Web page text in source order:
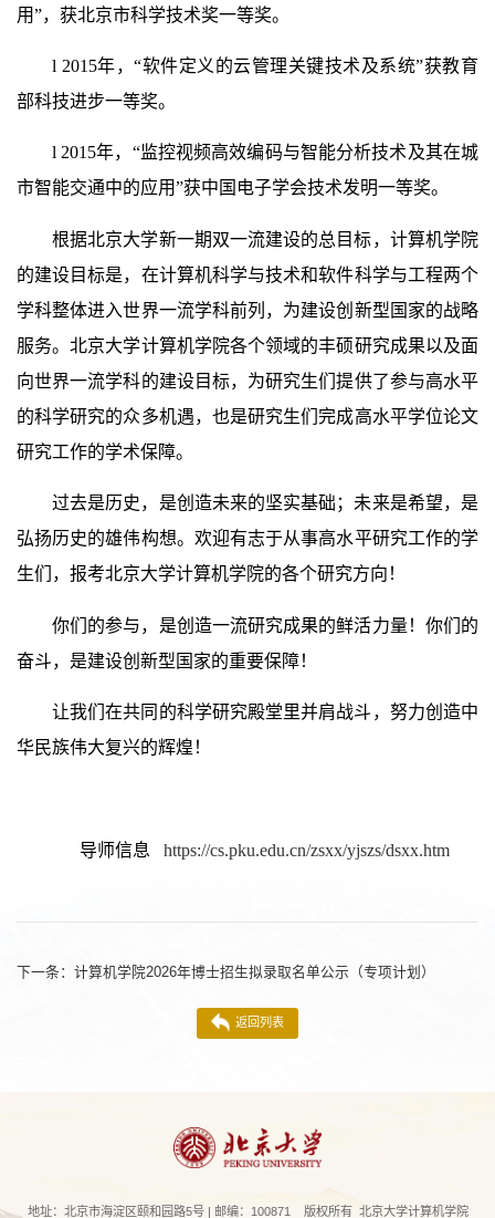
用”，获北京市科学技术奖一等奖。
l 2015年，“软件定义的云管理关键技术及系统”获教育
部科技进步一等奖。
l 2015年，“监控视频高效编码与智能分析技术及其在城
市智能交通中的应用”获中国电子学会技术发明一等奖。
根据北京大学新一期双一流建设的总目标，计算机学院
的建设目标是，在计算机科学与技术和软件科学与工程两个
学科整体进入世界一流学科前列，为建设创新型国家的战略
服务。北京大学计算机学院各个领域的丰硕研究成果以及面
向世界一流学科的建设目标，为研究生们提供了参与高水平
的科学研究的众多机遇，也是研究生们完成高水平学位论文
研究工作的学术保障。
过去是历史，是创造未来的坚实基础；未来是希望，是
弘扬历史的雄伟构想。欢迎有志于从事高水平研究工作的学
生们，报考北京大学计算机学院的各个研究方向！
你们的参与，是创造一流研究成果的鲜活力量！你们的
奋斗，是建设创新型国家的重要保障！
让我们在共同的科学研究殿堂里并肩战斗，努力创造中
华民族伟大复兴的辉煌！
导师信息 https://cs.pku.edu.cn/zsxx/yjszs/dsxx.htm
下一条： 计算机学院2026年博士招生拟录取名单公示（专项计划）
返回列表
地址：北京市海淀区颐和园路5号 | 邮编：100871 版权所有 北京大学计算机学院